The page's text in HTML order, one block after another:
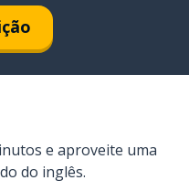
e aproveite uma
do inglês.